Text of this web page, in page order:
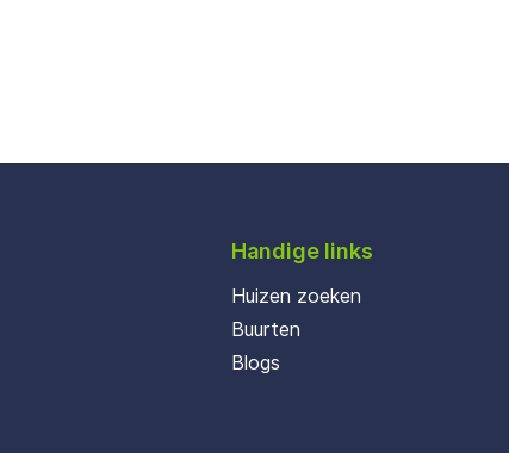
Handige links
Huizen zoeken
Buurten
Blogs